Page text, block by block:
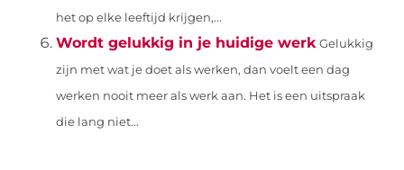
het op elke leeftijd krijgen,...
Wordt gelukkig in je huidige werk Gelukkig
zijn met wat je doet als werken, dan voelt een dag
werken nooit meer als werk aan. Het is een uitspraak
die lang niet...